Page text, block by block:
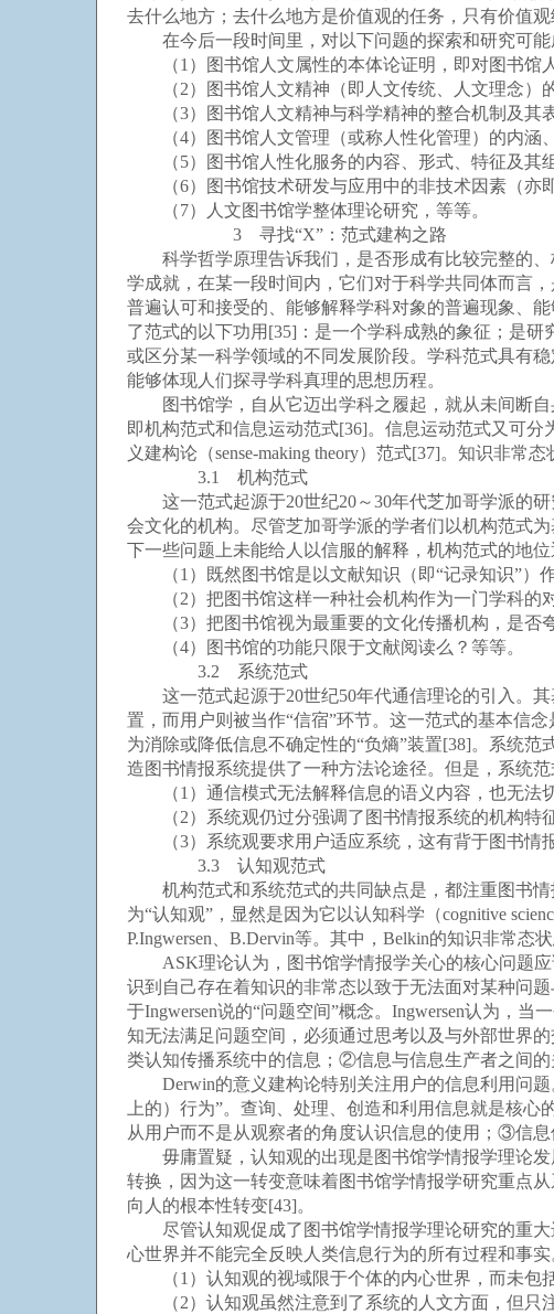
去什么地方；去什么地方是价值观的任务，只有价值
在今后一段时间里，对以下问题的探索和研究可能
（1）图书馆人文属性的本体论证明，即对图书馆人
（2）图书馆人文精神（即人文传统、人文理念）的
（3）图书馆人文精神与科学精神的整合机制及其表
（4）图书馆人文管理（或称人性化管理）的内涵、
（5）图书馆人性化服务的内容、形式、特征及其组
（6）图书馆技术研发与应用中的非技术因素（亦即
（7）人文图书馆学整体理论研究，等等。
3 寻找“X”：范式建构之路
科学哲学原理告诉我们，是否形成有比较完整的、
学成就，在某一段时间内，它们对于科学共同体而言
普遍认可和接受的、能够解释学科对象的普遍现象、
了范式的以下功用[35]：是一个学科成熟的象征；是
或区分某一科学领域的不同发展阶段。学科范式具有
能够体现人们探寻学科真理的思想历程。
图书馆学，自从它迈出学科之履起，就从未间断自
即机构范式和信息运动范式[36]。信息运动范式又可分
义建构论（sense-making theory）范式[37]。知识非常
3.1 机构范式
这一范式起源于20世纪20～30年代芝加哥学派的研
会文化的机构。尽管芝加哥学派的学者们以机构范式
下一些问题上未能给人以信服的解释，机构范式的地位
（1）既然图书馆是以文献知识（即“记录知识”）
（2）把图书馆这样一种社会机构作为一门学科的
（3）把图书馆视为最重要的文化传播机构，是否
（4）图书馆的功能只限于文献阅读么？等等。
3.2 系统范式
这一范式起源于20世纪50年代通信理论的引入。其
置，而用户则被当作“信宿”环节。这一范式的基本信
为消除或降低信息不确定性的“负熵”装置[38]。系统
造图书情报系统提供了一种方法论途径。但是，系统
（1）通信模式无法解释信息的语义内容，也无法切
（2）系统观仍过分强调了图书情报系统的机构特征
（3）系统观要求用户适应系统，这有背于图书情报
3.3 认知观范式
机构范式和系统范式的共同缺点是，都注重图书情
为“认知观”，显然是因为它以认知科学（cognitive
P.Ingwersen、B.Dervin等。其中，Belkin的知识非常态
ASK理论认为，图书馆学情报学关心的核心问题应
识到自己存在着知识的非常态以致于无法面对某种问
于Ingwersen说的“问题空间”概念。Ingwersen认为，
知无法满足问题空间，必须通过思考以及与外部世界
类认知传播系统中的信息；②信息与信息生产者之间
Derwin的意义建构论特别关注用户的信息利用问题
上的）行为”。查询、处理、创造和利用信息就是核
从用户而不是从观察者的角度认识信息的使用；③信
毋庸置疑，认知观的出现是图书馆学情报学理论发
转换，因为这一转变意味着图书馆学情报学研究重点
向人的根本性转变[43]。
尽管认知观促成了图书馆学情报学理论研究的重大
心世界并不能完全反映人类信息行为的所有过程和事
（1）认知观的视域限于个体的内心世界，而未包括
（2）认知观虽然注意到了系统的人文方面，但只注